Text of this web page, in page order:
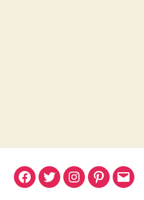
MuratMuratMuratPinterest